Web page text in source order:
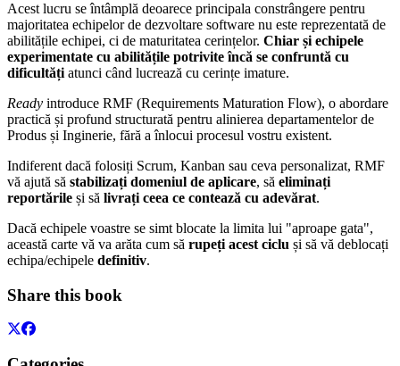
Acest lucru se întâmplă deoarece principala constrângere pentru
majoritatea echipelor de dezvoltare software nu este reprezentată de
abilitățile echipei, ci de maturitatea cerințelor. Chiar și echipele
experimentate cu abilitățile potrivite încă se confruntă cu
dificultăți atunci când lucrează cu cerințe imature.
Ready introduce RMF (Requirements Maturation Flow), o abordare
practică și profund structurată pentru alinierea departamentelor de
Produs și Inginerie, fără a înlocui procesul vostru existent.
Indiferent dacă folosiți Scrum, Kanban sau ceva personalizat, RMF
vă ajută să stabilizați domeniul de aplicare, să eliminați
reportările și să livrați ceea ce contează cu adevărat.
Dacă echipele voastre se simt blocate la limita lui "aproape gata",
această carte vă va arăta cum să rupeți acest ciclu și să vă deblocați
echipa/echipele definitiv.
Share this book